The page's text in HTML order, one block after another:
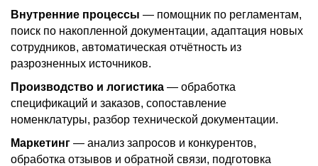
Внутренние процессы — помощник по регламентам,
поиск по накопленной документации, адаптация новых
сотрудников, автоматическая отчётность из
разрозненных источников.
Производство и логистика — обработка
спецификаций и заказов, сопоставление
номенклатуры, разбор технической документации.
Маркетинг — анализ запросов и конкурентов,
обработка отзывов и обратной связи, подготовка